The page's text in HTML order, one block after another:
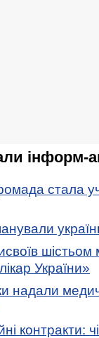
інформ-
стала
України»
надали
контракти: